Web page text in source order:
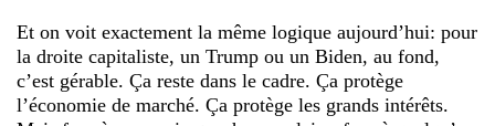
Et on voit exactement la même logique aujourd’hui: pour
la droite capitaliste, un Trump ou un Biden, au fond,
c’est gérable. Ça reste dans le cadre. Ça protège
l’économie de marché. Ça protège les grands intérêts.